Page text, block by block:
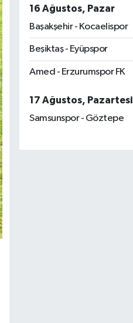
16 Ağustos, Pazar
Başakşehir - Kocaelispor
Beşiktaş - Eyüpspor
Amed - Erzurumspor FK
17 Ağustos, Pazartesi
Samsunspor - Göztepe